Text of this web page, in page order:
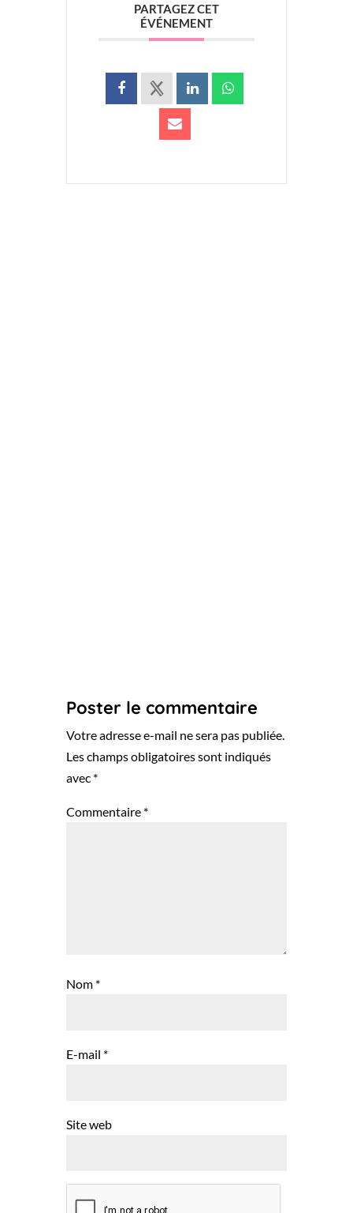
PARTAGEZ CET
ÉVÉNEMENT
Poster le commentaire
Votre adresse e-mail ne sera pas publiée.
Les champs obligatoires sont indiqués
avec *
Commentaire *
Nom *
E-mail *
Site web